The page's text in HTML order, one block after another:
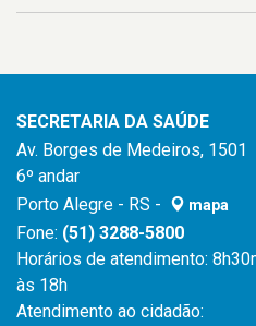
SECRETARIA DA SAÚDE
Av. Borges de Medeiros, 1501
6º andar
Porto Alegre - RS -
mapa
Fone: (51) 3288-5800
Horários de atendimento:
às 18h
Atendimento ao cidadão: